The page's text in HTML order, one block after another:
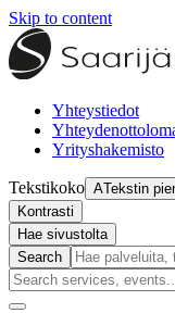
Skip to content
Yhteystiedot
Yrityshakemisto
Tekstikoko ATekstin
Kontrasti
Hae sivustolta
Search